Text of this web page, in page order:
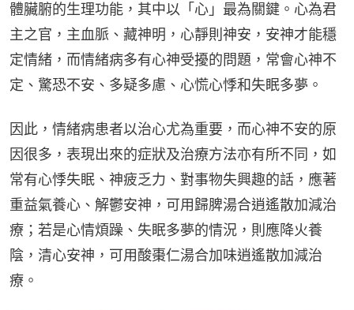
體臟腑的生理功能，其中以「心」最為關鍵。心為君
主之官，主血脈、藏神明，心靜則神安，安神才能穩
定情緒，而情緒病多有心神受擾的問題，常會心神不
定、驚恐不安、多疑多慮、心慌心悸和失眠多夢。
因此，情緒病患者以治心尤為重要，而心神不安的原
因很多，表現出來的症狀及治療方法亦有所不同，如
常有心悸失眠、神疲乏力、對事物失興趣的話，應著
重益氣養心、解鬱安神，可用歸脾湯合逍遙散加減治
療；若是心情煩躁、失眠多夢的情況，則應降火養
陰，清心安神，可用酸棗仁湯合加味逍遙散加減治
療。